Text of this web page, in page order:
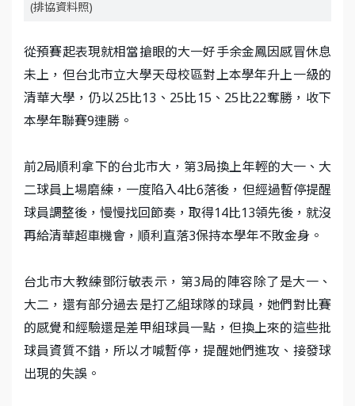
(排協資料照)
從預賽起表現就相當搶眼的大一好手余金鳳因感冒休息
未上，但台北市立大學天母校區對上本學年升上一級的
清華大學，仍以25比13、25比15、25比22奪勝，收下
本學年聯賽9連勝。
前2局順利拿下的台北市大，第3局換上年輕的大一、大
二球員上場磨練，一度陷入4比6落後，但經過暫停提醒
球員調整後，慢慢找回節奏，取得14比13領先後，就沒
再給清華超車機會，順利直落3保持本學年不敗金身。
台北市大教練鄧衍敏表示，第3局的陣容除了是大一、
大二，還有部分過去是打乙組球隊的球員，她們對比賽
的感覺和經驗還是差甲組球員一點，但換上來的這些批
球員資質不錯，所以才喊暫停，提醒她們進攻、接發球
出現的失誤。